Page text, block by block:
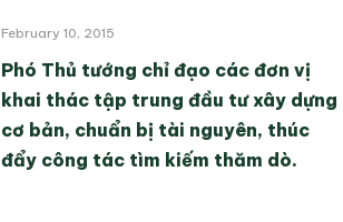
February 10, 2015
Phó Thủ tướng chỉ đạo các đơn vị
khai thác tập trung đầu tư xây dựng
cơ bản, chuẩn bị tài nguyên, thúc
đẩy công tác tìm kiếm thăm dò.